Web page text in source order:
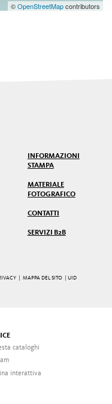
©OpenStreetMapcontributors
INFORMAZIONI
STAMPA
MATERIALE
FOTOGRAFICO
CONTATTI
SERVIZI B2B
|MAPPA DEL SITO
| UID
cataloghi
interattiva